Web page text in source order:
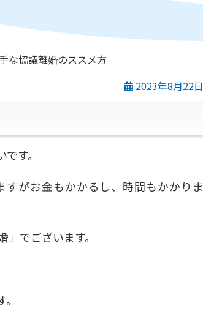
な協議離婚のススメ方
2023年8月22日
す。
すがお金もかかるし、時間もかかりま
でございます。